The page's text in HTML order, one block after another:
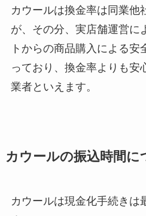
カウールは換金率は同業他
が、その分、実店舗運営に
トからの商品購入による安
っており、換金率よりも安
業者といえます。
カウールの振込時間に
カウールは現金化手続きは